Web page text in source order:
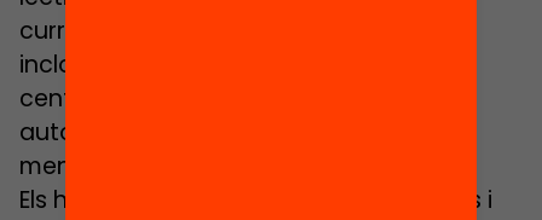
currículum. L’horari general del centre
inclou diferents tipus de serveis, hi ha
centres públics de primària que estan
autoritzats a incorporar el temps de
menjador com a lectiu.
Els horaris d’activitats complementàries i